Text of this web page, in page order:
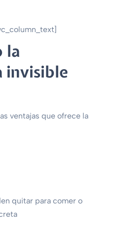
la
invisible
ventajas que ofrece la
quitar para comer o